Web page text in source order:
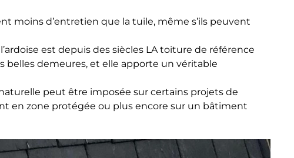
moins d’entretien que la tuile, même s’ils peuvent
est depuis des siècles LA toiture de référence
demeures, et elle apporte un véritable
peut être imposée sur certains projets de
en zone protégée ou plus encore sur un bâtiment